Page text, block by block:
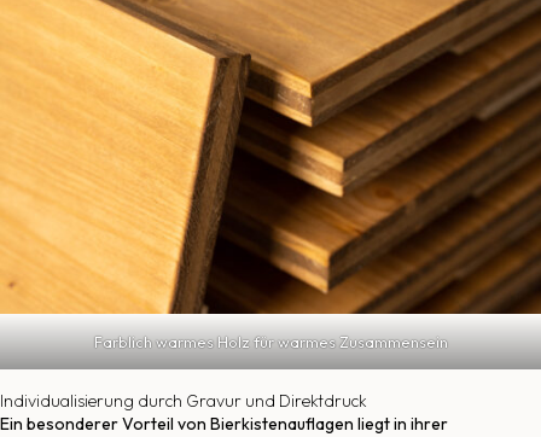
Farblich warmes Holz für warmes Zusammensein
Individualisierung durch Gravur und Direktdruck
Ein besonderer Vorteil von Bierkistenauflagen liegt in ihrer